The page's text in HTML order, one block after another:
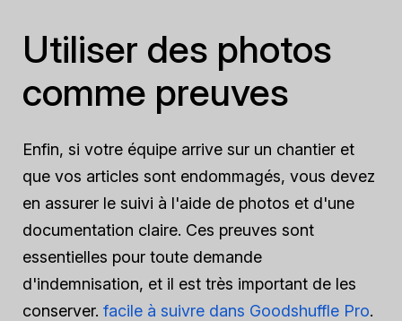
Utiliser des photos
comme preuves
Enfin, si votre équipe arrive sur un chantier et
que vos articles sont endommagés, vous devez
en assurer le suivi à l'aide de photos et d'une
documentation claire. Ces preuves sont
essentielles pour toute demande
d'indemnisation, et il est très important de les
conserver. facile à suivre dans Goodshuffle Pro.